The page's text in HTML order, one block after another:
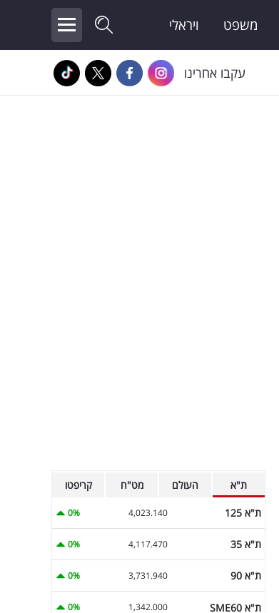
משפט ויראלי
עקבו אחרינו
ת"א העולם מט"ח קריפטו
ת"א 125 4,023.140
0%
ת"א 35 4,117.470
0%
ת"א 90 3,731.940
0%
ת"א SME60 1,342.000
0%